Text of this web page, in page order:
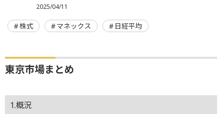
2025/04/11
株式 マネックス 日経平均
東京市場まとめ
1.概況